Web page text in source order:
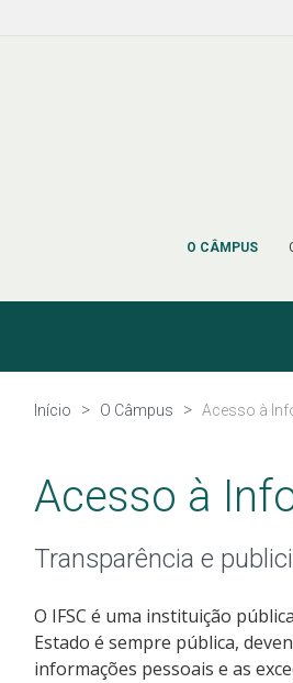
O CÂMPUS
Início O Câmpus Acesso à
Acesso à
Transparência e
O IFSC é uma instituição
Estado é sempre pública,
informações pessoais e as